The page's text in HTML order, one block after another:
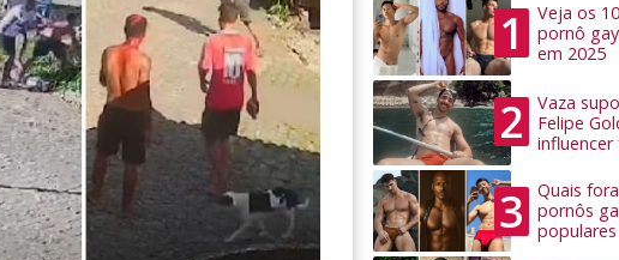
1
Veja os
pornô
em 2025
2
Vaza
Felipe
influencer
3
Quais
pornôs